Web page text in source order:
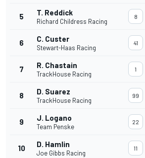
5 T. Reddick
Richard Childress Racing
8
6 C. Custer
Stewart-Haas Racing
41
7 R. Chastain
TrackHouse Racing
1
8 D. Suarez
TrackHouse Racing
99
9 J. Logano
Team Penske
22
10 D. Hamlin
Joe Gibbs Racing
11